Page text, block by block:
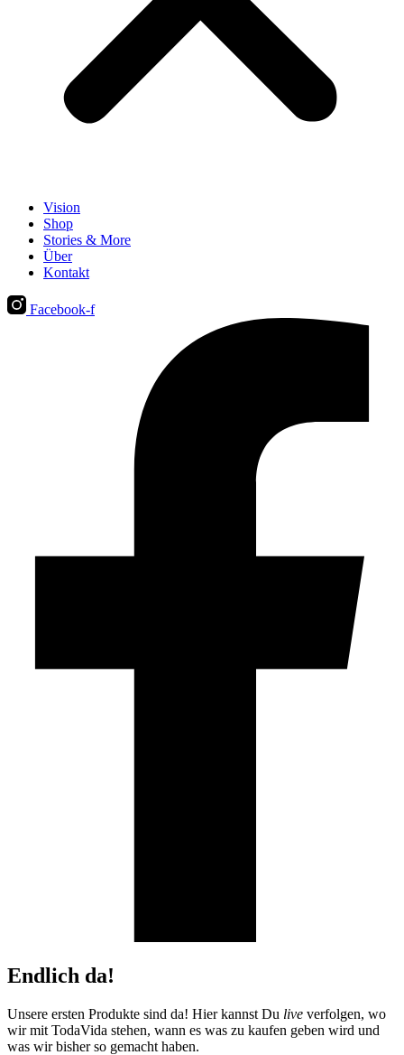
Vision
Shop
Stories & More
Über
Kontakt
Facebook-f
Endlich da!
Unsere ersten Produkte sind da! Hier kannst Du live verfolgen, wo
wir mit TodaVida stehen, wann es was zu kaufen geben wird und
was wir bisher so gemacht haben.